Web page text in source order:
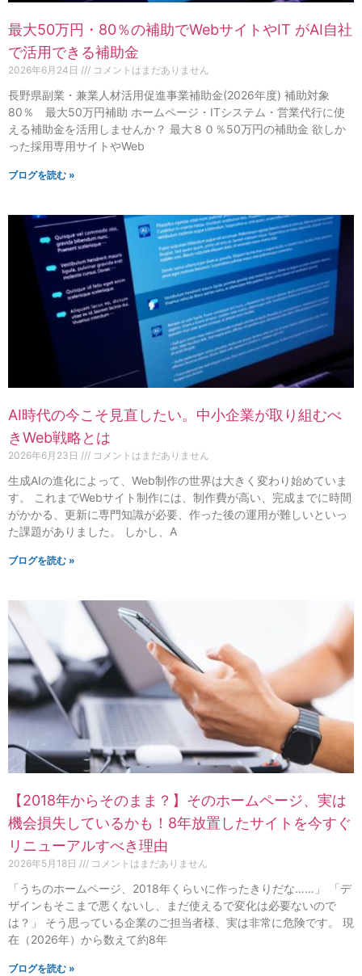
最大50万円・80％の補助でWebサイトやIT がAI自社
で活用できる補助金
2026年6月24日 コメントはまだありません
長野県副業・兼業人材活用促進事業補助金(2026年度) 補助対象
80％ 最大50万円補助 ホームページ・ITシステム・営業代行に使
える補助金を活用しませんか？ 最大８０％50万円の補助金 欲しか
った採用専用サイトやWeb
ブログを読む »
AI時代の今こそ見直したい。中小企業が取り組むべ
きWeb戦略とは
2026年6月23日 コメントはまだありません
生成AIの進化によって、Web制作の世界は大きく変わり始めていま
す。 これまでWebサイト制作には、制作費が高い、完成までに時間
がかかる、更新に専門知識が必要、作った後の運用が難しいといっ
た課題がありました。 しかし、A
ブログを読む »
【2018年からそのまま？】そのホームページ、実は
機会損失しているかも！8年放置したサイトを今すぐ
リニューアルすべき理由
2026年5月18日 コメントはまだありません
「うちのホームページ、2018年くらいに作ったきりだな……」 「デ
ザインもそこまで悪くないし、まだ使えるで変化は必要ないので
は？」 そう思っている企業のご担当者様、実は非常に危険です。 現
在（2026年）から数えて約8年
ブログを読む »